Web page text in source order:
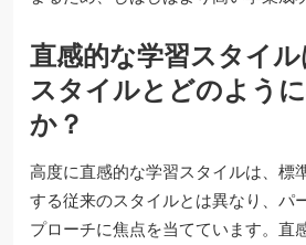
直感的な学習スタイ
スタイルとどのよう
か？
高度に直感的な学習スタイルは、標
する従来のスタイルとは異なり、パ
プローチに焦点を当てています。直